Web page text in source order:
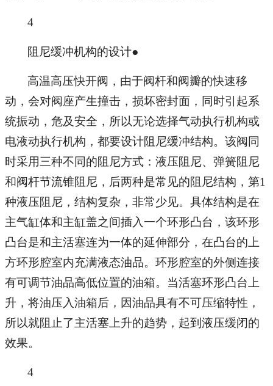
4
阻尼缓冲机构的设计●
高温高压快开阀，由于阀杆和阀瓣的快速移
动，会对阀座产生撞击，损坏密封面，同时引起系
统振动，危及安全，所以无论选择气动执行机构或
电液动执行机构，都要设计阻尼缓冲结构。该阀同
时采用三种不同的阻尼方式：液压阻尼、弹簧阻尼
和阀杆节流锥阻尼，后两种是常见的阻尼结构，第1
种液压阻尼，结构复杂，非常少见。具体结构是在
主气缸体和主缸盖之间插入一个环形凸台，该环形
凸台是和主活塞连为一体的延伸部分，在凸台的上
方环形腔室内充满液态油品。环形腔室的外侧连接
有可调节油品高低位置的油箱。当活塞环形凸台上
升，将油压入油箱后，因油品具有不可压缩特性，
所以就阻止了主活塞上升的趋势，起到液压缓闭的
效果。
4